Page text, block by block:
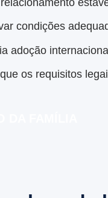
condições
adoção
os requisitos